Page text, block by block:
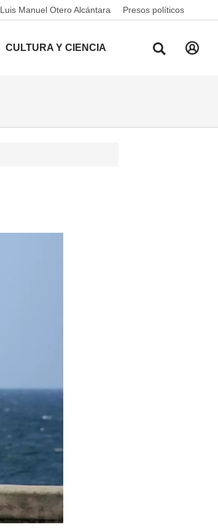
Luis Manuel Otero Alcántara Presos políticos
CULTURA Y CIENCIA